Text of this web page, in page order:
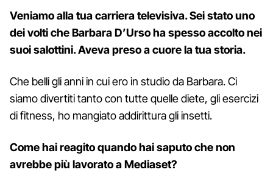
Veniamo alla tua carriera televisiva. Sei stato uno
dei volti che Barbara D’Urso ha spesso accolto nei
suoi salottini. Aveva preso a cuore la tua storia.
Che belli gli anni in cui ero in studio da Barbara. Ci
siamo divertiti tanto con tutte quelle diete, gli esercizi
di fitness, ho mangiato addirittura gli insetti.
Come hai reagito quando hai saputo che non
avrebbe più lavorato a Mediaset?